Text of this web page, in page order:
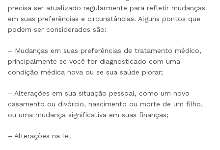
precisa ser atualizado regularmente para refletir mudanças
em suas preferências e circunstâncias. Alguns pontos que
podem ser considerados são:
– Mudanças em suas preferências de tratamento médico,
principalmente se você for diagnosticado com uma
condição médica nova ou se sua saúde piorar;
– Alterações em sua situação pessoal, como um novo
casamento ou divórcio, nascimento ou morte de um filho,
ou uma mudança significativa em suas finanças;
– Alterações na lei.